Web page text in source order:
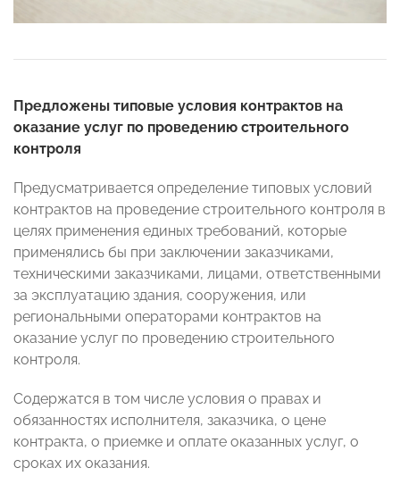
Предложены типовые условия контрактов на
оказание услуг по проведению строительного
контроля
Предусматривается определение типовых условий
контрактов на проведение строительного контроля в
целях применения единых требований, которые
применялись бы при заключении заказчиками,
техническими заказчиками, лицами, ответственными
за эксплуатацию здания, сооружения, или
региональными операторами контрактов на
оказание услуг по проведению строительного
контроля.
Содержатся в том числе условия о правах и
обязанностях исполнителя, заказчика, о цене
контракта, о приемке и оплате оказанных услуг, о
сроках их оказания.